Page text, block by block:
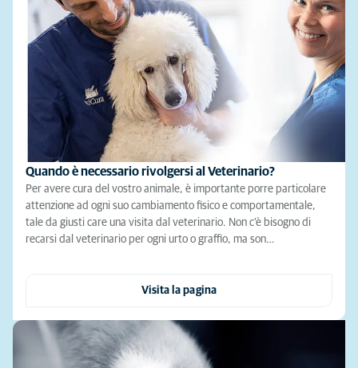
Quando è necessario rivolgersi al Veterinario?
Per avere cura del vostro animale, è importante porre particolare
attenzione ad ogni suo cambiamento fisico e comportamentale,
tale da giusti care una visita dal veterinario. Non c’è bisogno di
recarsi dal veterinario per ogni urto o graffio, ma son…
Visita la pagina